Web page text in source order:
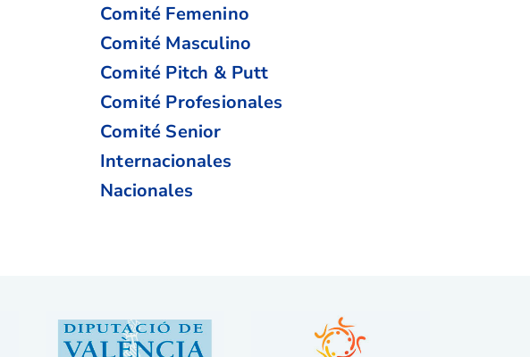
Comité Femenino
Comité Masculino
Comité Pitch & Putt
Comité Profesionales
Comité Senior
Internacionales
Nacionales